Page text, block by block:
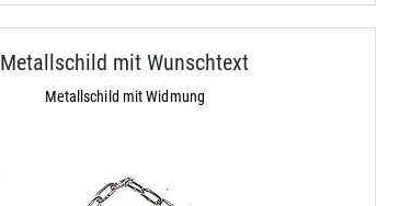
Metallschild mit Wunschtext
Metallschild mit Widmung